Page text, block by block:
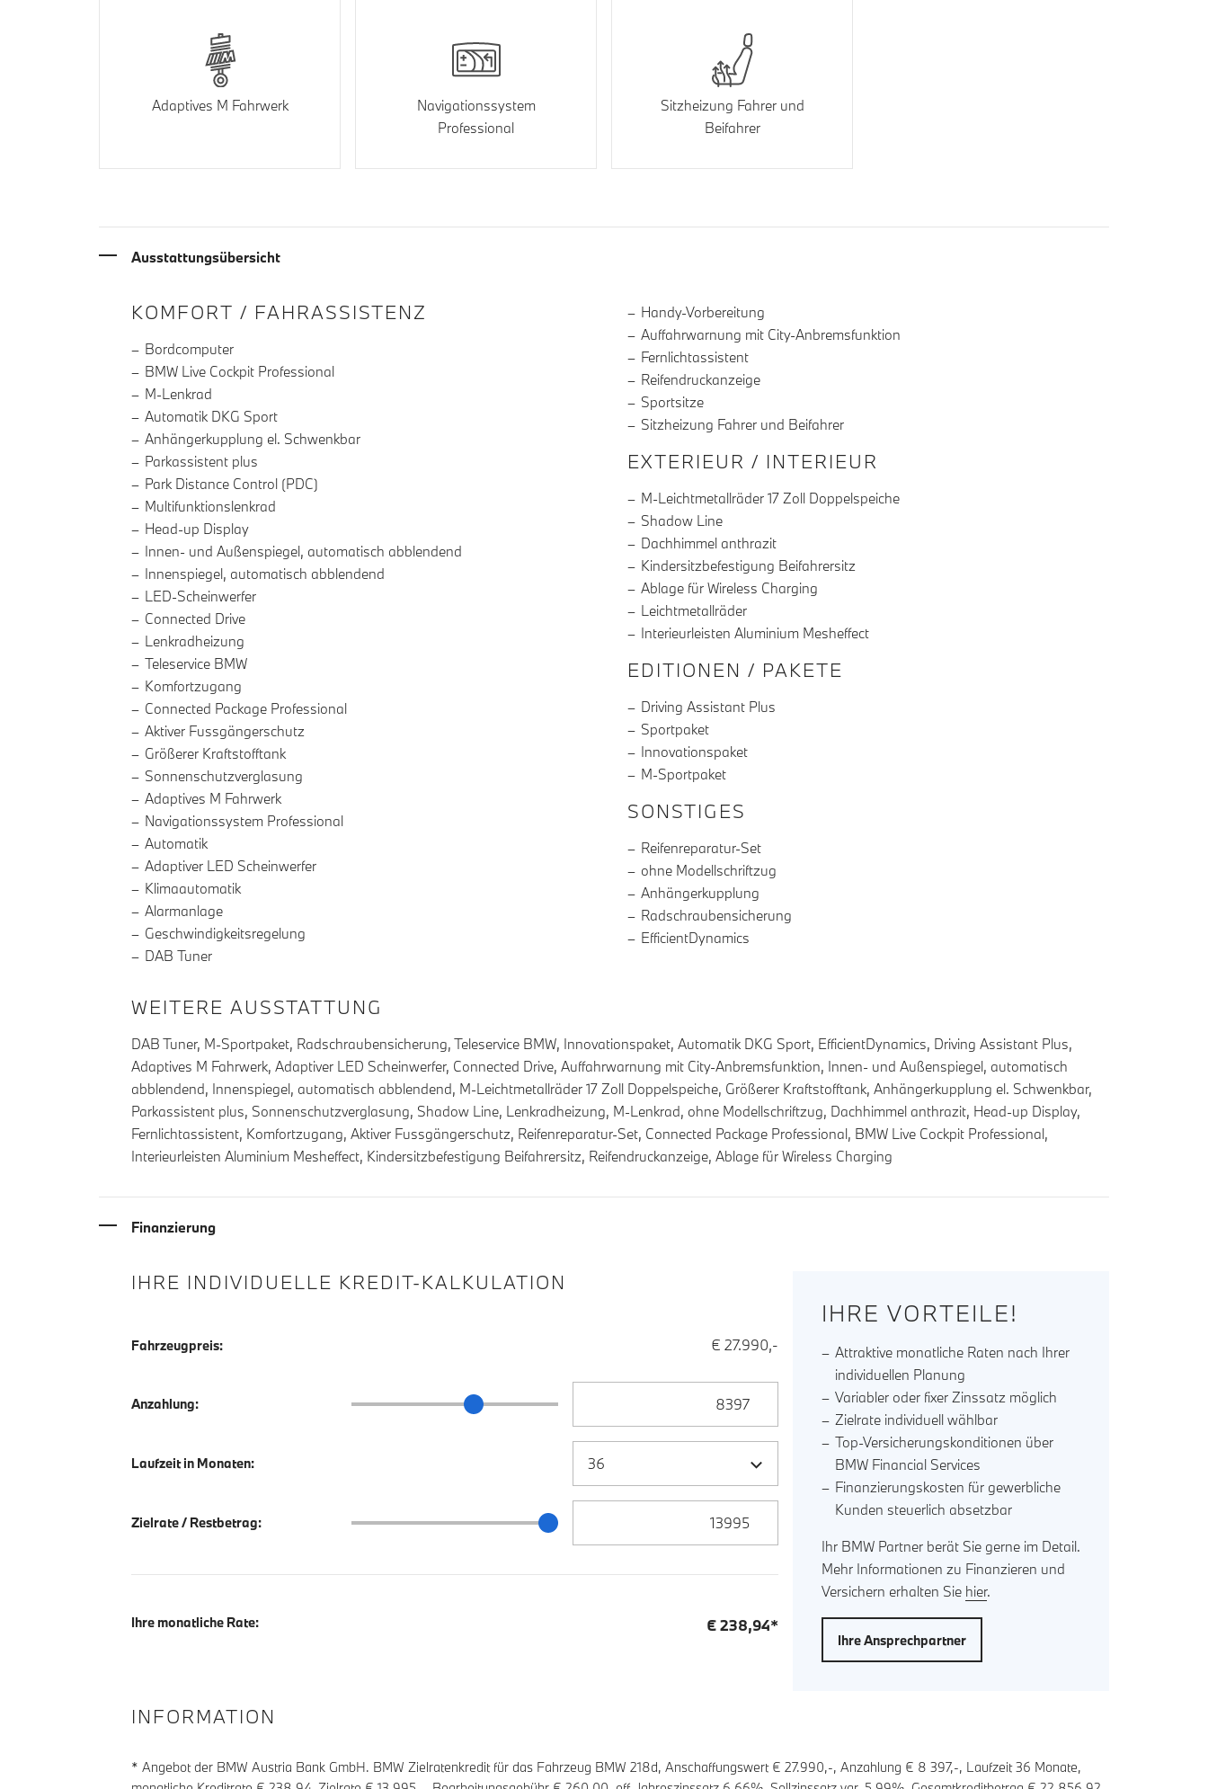
Adaptives M Fahrwerk
Navigationssystem
Professional
Sitzheizung Fahrer und
Beifahrer
Ausstattungsübersicht
INFORMATIONEN ÜBER DIE AUSSTATTUNG
KOMFORT / FAHRASSISTENZ
Bordcomputer
BMW Live Cockpit Professional
M-Lenkrad
Automatik DKG Sport
Anhängerkupplung el. Schwenkbar
Parkassistent plus
Park Distance Control (PDC)
Multifunktionslenkrad
Head-up Display
Innen- und Außenspiegel, automatisch abblendend
Innenspiegel, automatisch abblendend
LED-Scheinwerfer
Connected Drive
Lenkradheizung
Teleservice BMW
Komfortzugang
Connected Package Professional
Aktiver Fussgängerschutz
Größerer Kraftstofftank
Sonnenschutzverglasung
Adaptives M Fahrwerk
Navigationssystem Professional
Automatik
Adaptiver LED Scheinwerfer
Klimaautomatik
Alarmanlage
Geschwindigkeitsregelung
DAB Tuner
Handy-Vorbereitung
Auffahrwarnung mit City-Anbremsfunktion
Fernlichtassistent
Reifendruckanzeige
Sportsitze
Sitzheizung Fahrer und Beifahrer
EXTERIEUR / INTERIEUR
M-Leichtmetallräder 17 Zoll Doppelspeiche
Shadow Line
Dachhimmel anthrazit
Kindersitzbefestigung Beifahrersitz
Ablage für Wireless Charging
Leichtmetallräder
Interieurleisten Aluminium Mesheffect
EDITIONEN / PAKETE
Driving Assistant Plus
Sportpaket
Innovationspaket
M-Sportpaket
SONSTIGES
Reifenreparatur-Set
ohne Modellschriftzug
Anhängerkupplung
Radschraubensicherung
EfficientDynamics
WEITERE AUSSTATTUNG
DAB Tuner, M-Sportpaket, Radschraubensicherung, Teleservice BMW, Innovationspaket, Automatik DKG Sport, EfficientDynamics, Driving Assistant Plus,
Adaptives M Fahrwerk, Adaptiver LED Scheinwerfer, Connected Drive, Auffahrwarnung mit City-Anbremsfunktion, Innen- und Außenspiegel, automatisch
abblendend, Innenspiegel, automatisch abblendend, M-Leichtmetallräder 17 Zoll Doppelspeiche, Größerer Kraftstofftank, Anhängerkupplung el. Schwenkbar,
Parkassistent plus, Sonnenschutzverglasung, Shadow Line, Lenkradheizung, M-Lenkrad, ohne Modellschriftzug, Dachhimmel anthrazit, Head-up Display,
Fernlichtassistent, Komfortzugang, Aktiver Fussgängerschutz, Reifenreparatur-Set, Connected Package Professional, BMW Live Cockpit Professional,
Interieurleisten Aluminium Mesheffect, Kindersitzbefestigung Beifahrersitz, Reifendruckanzeige, Ablage für Wireless Charging
Finanzierung
IHRE INDIVIDUELLE KREDIT-KALKULATION
Fahrzeugpreis: € 27.990,-
Anzahlung: Anzahlung Schieberegler
Laufzeit in Monaten:
Zielrate / Restbetrag: Zielrate / Restbetrag Schieberegler
Ihre monatliche Rate: €238,94*
INFORMATION
* Angebot der BMW Austria Bank GmbH. BMW Zielratenkredit für das Fahrzeug BMW 218d, Anschaffungswert € 27.990,-, Anzahlung € 8 397,-, Laufzeit36 Monate,
IHRE VORTEILE!
Attraktive monatliche Raten nach Ihrer
individuellen Planung
Variabler oder fixer Zinssatz möglich
Zielrate individuell wählbar
Top-Versicherungskonditionen über
BMW Financial Services
Finanzierungskosten für gewerbliche
Kunden steuerlich absetzbar
Ihr BMW Partner berät Sie gerne im Detail.
Mehr Informationen zu Finanzieren und
Versichern erhalten Sie hier.
Ihre Ansprechpartner